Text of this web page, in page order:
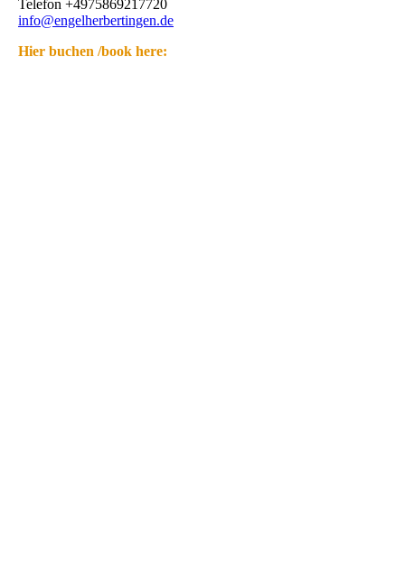
Telefon +4975869217720
info@engelherbertingen.de
Hier buchen /book here: